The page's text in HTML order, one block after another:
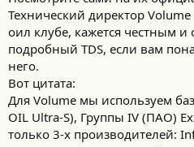
Технический директор
оил клубе, кажется честным
подробный TDS, если вам
него.
Вот цитата:
Для Volume мы используем
OIL Ultra-S), Группы IV (ПАО)
только 3-х производителей: